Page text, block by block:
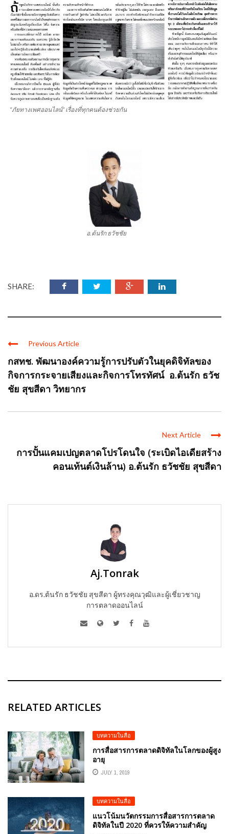
“ภัยทางเพศออนไลน์” เรื่องที่ทุกคนต้องช่วยกัน
อ.ต้นรัก ธวัชชัย
SHARE:
Previous Article
กสทช. พัฒนาองค์ความรู้การปรับตัวในยุคดิจิทัลของ
กิจการกระจายเสียงและกิจการโทรทัศน์ อ.ต้นรัก ธวัช
ชัย สุขสีดา วิทยากร
Next Article
การปั้นแคมเปญตลาดโปรโดนใจ (ระเบิดไอเดียสร้าง
คอนเท้นต์เงินล้าน) อ.ต้นรัก ธวัชชัย สุขสีดา
Aj.Tonrak
อ.ดร.ต้นรัก ธวัชชัย สุขสีดา ผู้ทรงคุณวุฒิและผู้เชี่ยวชาญ
การตลาดออนไลน์
RELATED ARTICLES
บทความในสื่อ
การสื่อสารการตลาดดิจิทัลในโลกของผู้สูง
อายุ
JULY 1, 2019
บทความในสื่อ
แนวโน้มนวัตกรรมการสื่อสารการตลาด
ดิจิทัลในปี 2020 ที่ควรให้ความสำคัญ